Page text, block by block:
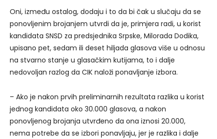
Oni, između ostalog, dodaju i to da bi čak u slučaju da se
ponovljenim brojanjem utvrdi da je, primjera radi, u korist
kandidata SNSD za predsjednika Srpske, Milorada Dodika,
upisano pet, sedam ili deset hiljada glasova više u odnosu
na stvarno stanje u glasačkim kutijama, to i dalje
nedovoljan razlog da CIK naloži ponavljanje izbora.
– Ako je nakon prvih preliminarnih rezultata razlika u korist
jednog kandidata oko 30.000 glasova, a nakon
ponovljenog brojanja utvrđeno da ona iznosi 20.000,
nema potrebe da se izbori ponavljaju, jer je razlika i dalje